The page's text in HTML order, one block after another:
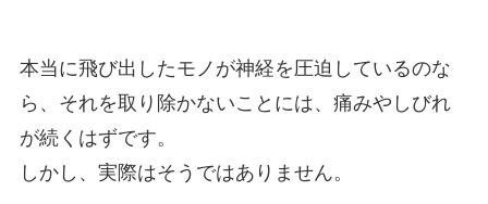
本当に飛び出したモノが神経を圧迫しているのな
ら、それを取り除かないことには、痛みやしびれ
が続くはずです。
しかし、実際はそうではありません。